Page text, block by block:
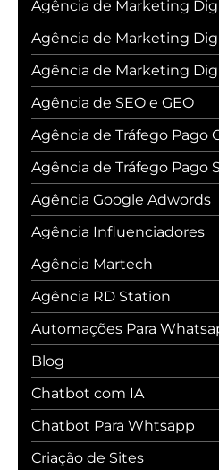
Agência de Marketing
Agência de Marketing
Agência de Marketing
Agência de SEO e GEO
Agência de Tráfego Pago
Agência de Tráfego Pago
Agência Google Adwords
Agência Influenciadores
Agência Martech
Agência RD Station
Automações Para
Blog
Chatbot com IA
Chatbot Para Whtsapp
Criação de Sites